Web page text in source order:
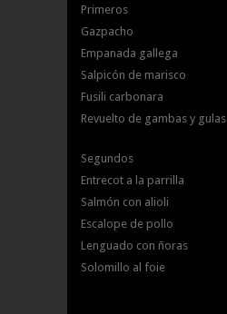
Primeros
Gazpacho
Empanada gallega
Salpicón de marisco
Fusili carbonara
Revuelto de gambas y gulas
Segundos
Entrecot a la parrilla
Salmón con alioli
Escalope de pollo
Lenguado con ñoras
Solomillo al foie